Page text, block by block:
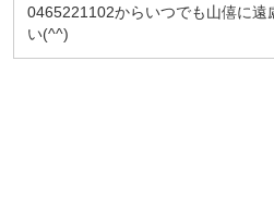
0465221102からいつでも山僖に遠
い(^^)